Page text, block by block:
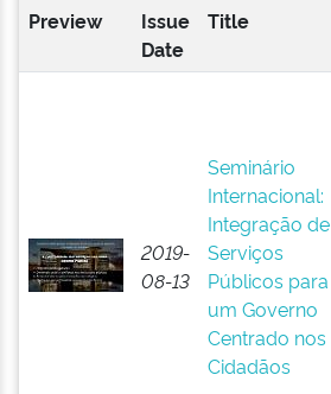
Preview
Issue
Date
Title
2019-
08-13
Seminário
Internacional:
Integração de
Serviços
Públicos para
um Governo
Centrado nos
Cidadãos